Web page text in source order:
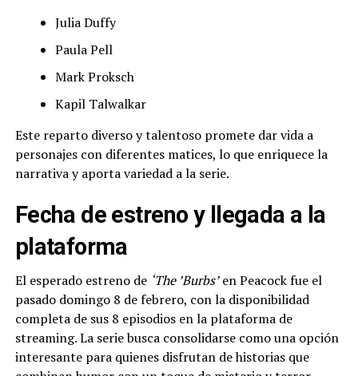
Julia Duffy
Paula Pell
Mark Proksch
Kapil Talwalkar
Este reparto diverso y talentoso promete dar vida a
personajes con diferentes matices, lo que enriquece la
narrativa y aporta variedad a la serie.
Fecha de estreno y llegada a la
plataforma
El esperado estreno de ‘The ’Burbs’en Peacock fue el
pasado domingo 8 de febrero, con la disponibilidad
completa de sus 8 episodios en la plataforma de
streaming. La serie busca consolidarse como una opción
interesante para quienes disfrutan de historias que